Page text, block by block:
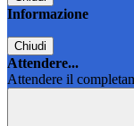
Informazione
Chiudi
Attendere...
Attendere il